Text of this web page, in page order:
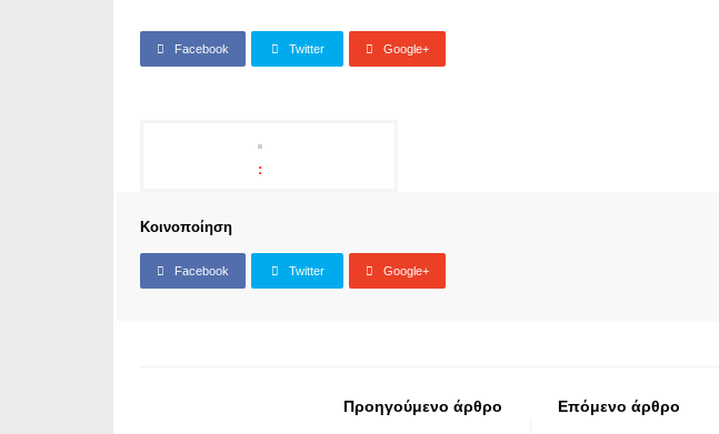
Facebook Twitter Google+
Κοινοποίηση
Facebook Twitter Google+
Προηγούμενο άρθρο Επόμενο άρθρο